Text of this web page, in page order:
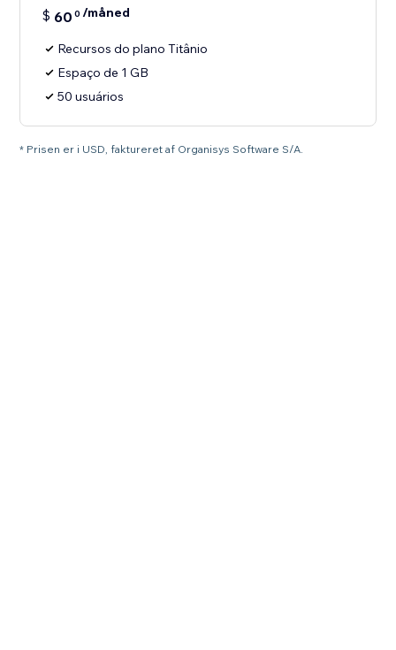
$ 60 0 /måned
Recursos do plano Titânio
Espaço de 1 GB
50 usuários
* Prisen er i USD, faktureret af Organisys Software S/A.